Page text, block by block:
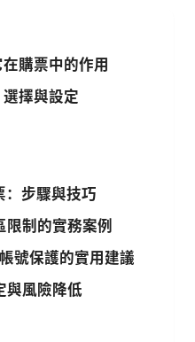
購票中的作用
擇與設定
：步驟與技巧
限制的實務案例
號保護的實用建議
與風險降低